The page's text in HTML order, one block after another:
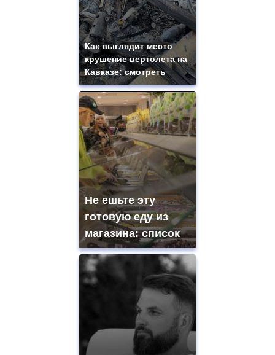
Как выглядит место
крушение вертолета на
Кавказе: смотреть
Не ешьте эту
готовую еду из
магазина: список